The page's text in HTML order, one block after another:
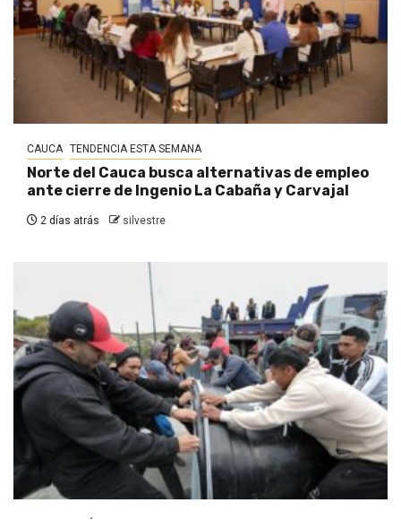
CAUCA TENDENCIA ESTA SEMANA
Norte del Cauca busca alternativas de empleo
ante cierre de Ingenio La Cabaña y Carvajal
2 días atrás silvestre